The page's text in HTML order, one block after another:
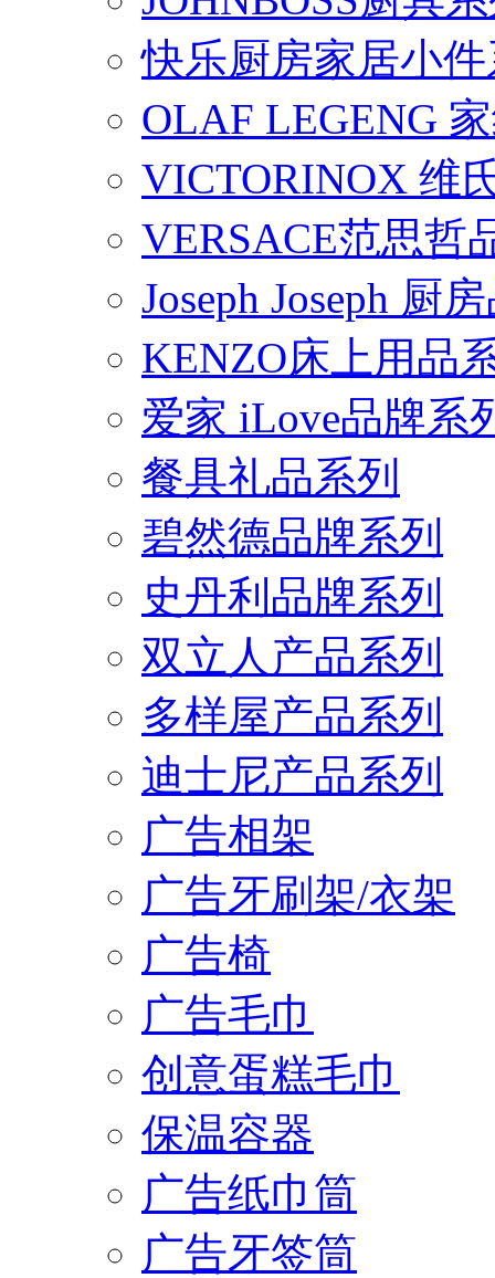
快乐厨房家居小
OLAF LEGENG
VICTORINOX 维
VERSACE范思哲
Joseph Joseph 厨
KENZO床上用品
爱家 iLove品牌系
餐具礼品系列
碧然德品牌系列
史丹利品牌系列
双立人产品系列
多样屋产品系列
迪士尼产品系列
广告相架
广告牙刷架/衣架
广告椅
广告毛巾
创意蛋糕毛巾
保温容器
广告纸巾筒
广告牙签筒